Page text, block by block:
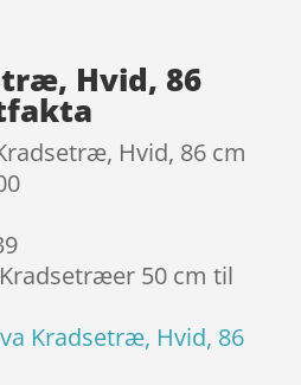
Hvid, 86
Hvid, 86 cm
50 cm til
Kradsetræ, Hvid, 86